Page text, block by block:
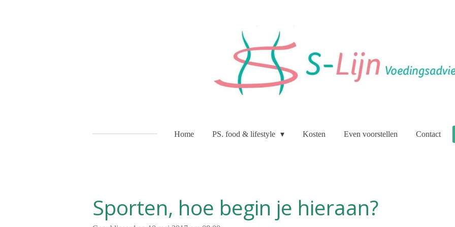
Home PS. food & lifestyle Kosten Even voorstellen Contact
Sporten, hoe begin je hieraan?